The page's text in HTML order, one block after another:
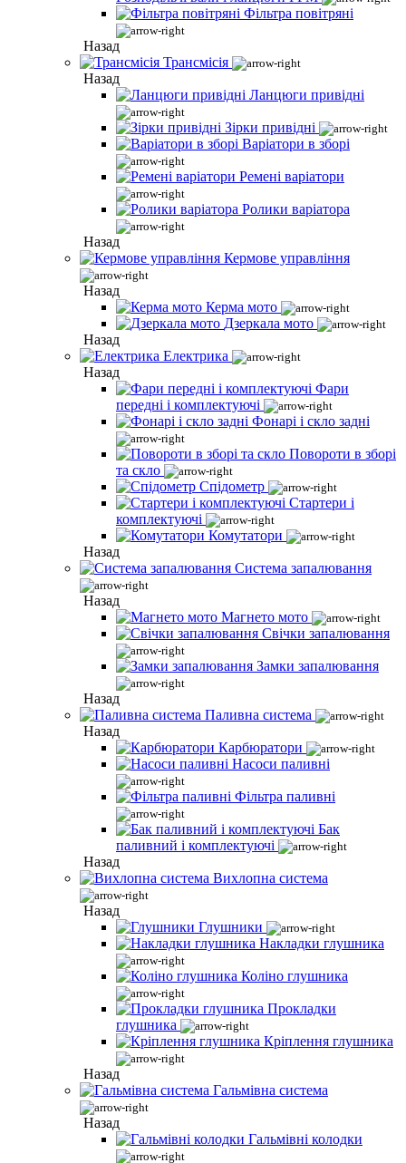
Фільтра повітряні
Назад
Трансмісія
Назад
Ланцюги привідні
Зірки привідні
Варіатори в зборі
Ремені варіатори
Ролики варіатора
Назад
Кермове управління
Назад
Керма мото
Дзеркала мото
Назад
Електрика
Назад
Фари
передні і комплектуючі
Фонарі і скло задні
Повороти в зборі
та скло
Спідометр
Стартери і
комплектуючі
Комутатори
Назад
Система запалювання
Назад
Магнето мото
Свічки запалювання
Замки запалювання
Назад
Паливна система
Назад
Карбюратори
Насоси паливні
Фільтра паливні
Бак
паливний і комплектуючі
Назад
Вихлопна система
Назад
Глушники
Накладки глушника
Коліно глушника
Прокладки
глушника
Кріплення глушника
Назад
Гальмівна система
Назад
Гальмівні колодки